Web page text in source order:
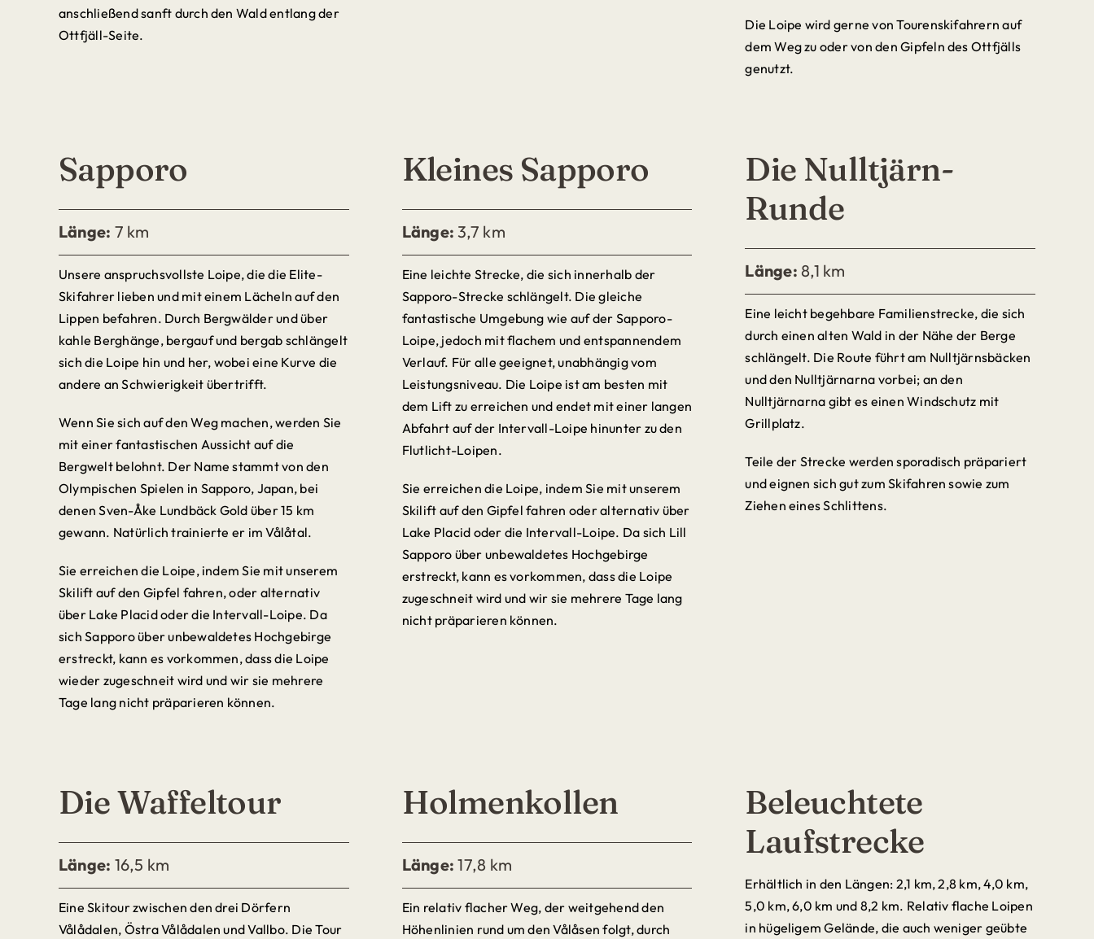
anschließend sanft durch den Wald entlang der
Ottfjäll-Seite.
Die Loipe wird gerne von Tourenskifahrern auf
dem Weg zu oder von den Gipfeln des Ottfjälls
genutzt.
Sapporo
Länge: 7 km
Unsere anspruchsvollste Loipe, die die Elite-
Skifahrer lieben und mit einem Lächeln auf den
Lippen befahren. Durch Bergwälder und über
kahle Berghänge, bergauf und bergab schlängelt
sich die Loipe hin und her, wobei eine Kurve die
andere an Schwierigkeit übertrifft.
Wenn Sie sich auf den Weg machen, werden Sie
mit einer fantastischen Aussicht auf die
Bergwelt belohnt. Der Name stammt von den
Olympischen Spielen in Sapporo, Japan, bei
denen Sven-Åke Lundbäck Gold über 15 km
gewann. Natürlich trainierte er im Vålåtal.
Sie erreichen die Loipe, indem Sie mit unserem
Skilift auf den Gipfel fahren, oder alternativ
über Lake Placid oder die Intervall-Loipe. Da
sich Sapporo über unbewaldetes Hochgebirge
erstreckt, kann es vorkommen, dass die Loipe
wieder zugeschneit wird und wir sie mehrere
Tage lang nicht präparieren können.
Kleines Sapporo
Länge: 3,7 km
Eine leichte Strecke, die sich innerhalb der
Sapporo-Strecke schlängelt. Die gleiche
fantastische Umgebung wie auf der Sapporo-
Loipe, jedoch mit flachem und entspannendem
Verlauf. Für alle geeignet, unabhängig vom
Leistungsniveau. Die Loipe ist am besten mit
dem Lift zu erreichen und endet mit einer langen
Abfahrt auf der Intervall-Loipe hinunter zu den
Flutlicht-Loipen.
Sie erreichen die Loipe, indem Sie mit unserem
Skilift auf den Gipfel fahren oder alternativ über
Lake Placid oder die Intervall-Loipe. Da sich Lill
Sapporo über unbewaldetes Hochgebirge
erstreckt, kann es vorkommen, dass die Loipe
zugeschneit wird und wir sie mehrere Tage lang
nicht präparieren können.
Die Nulltjärn-
Runde
Länge: 8,1 km
Eine leicht begehbare Familienstrecke, die sich
durch einen alten Wald in der Nähe der Berge
schlängelt. Die Route führt am Nulltjärnsbäcken
und den Nulltjärnarna vorbei; an den
Nulltjärnarna gibt es einen Windschutz mit
Grillplatz.
Teile der Strecke werden sporadisch präpariert
und eignen sich gut zum Skifahren sowie zum
Ziehen eines Schlittens.
Die Waffeltour
Länge: 16,5 km
Eine Skitour zwischen den drei Dörfern
Vålådalen, Östra Vålådalen und Vallbo. Die Tour
Holmenkollen
Länge: 17,8 km
Ein relativ flacher Weg, der weitgehend den
Höhenlinien rund um den Vålåsen folgt, durch
Beleuchtete
Laufstrecke
Erhältlich in den Längen: 2,1 km, 2,8 km, 4,0 km,
5,0 km, 6,0 km und 8,2 km. Relativ flache Loipen
in hügeligem Gelände, die auch weniger geübte